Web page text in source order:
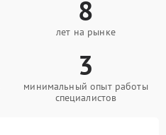
8
лет на рынке
3
минимальный опыт работы
специалистов